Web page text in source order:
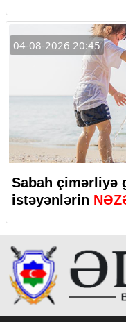
04-08-2026 20:45
Sabah çimərliyə
istəyənlərin